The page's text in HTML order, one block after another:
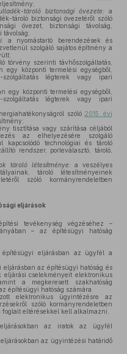
tároló biztonsági övezete: a
tároló biztonsági övezetéről szóló
övezet, biztonsági távolság,
távolság;
a nyomástartó berendezések és
szolgáló sajátos építmény a
törvény szerinti távhőszolgáltatás,
központi termelési egységből,
szolgáltatás légterek vagy ipari
egy központi termelési egységből,
szolgáltatás légterek vagy ipari
szóló 2015. évi
tisztítása vagy szárítása céljából
az elhelyezésére szolgáló
kapcsolódó technológiai és tároló
rendszer, porleválasztó, tároló,
tároló létesítménye: a veszélyes
tároló létesítményeinek
szóló kormányrendeletben
eljárások
tevékenység végzéséhez –
– az építésügyi hatóság
építésügyi eljárásban az ügyfél a
az építésügyi hatóság és
cselekményeit elektronikus
a megkeresett szakhatóság
építésügyi hatóság számára.
elektronikus ügyintézésre az
szóló kormányrendeletben
eltérésekkel kell alkalmazni.
az iratok az ügyfél
az ügyintézési határidő